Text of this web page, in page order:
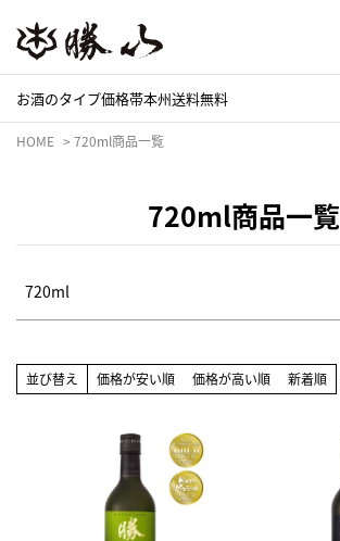
お酒のタイプ価格帯本州送料無料
HOME 720ml商品一覧
720ml商品一覧
720ml
並び順
新着順
登録順
価格が安い順
価格が高い順
キーワードヒット順
検索
並び替え 価格が安い順 価格が高い順 新着順